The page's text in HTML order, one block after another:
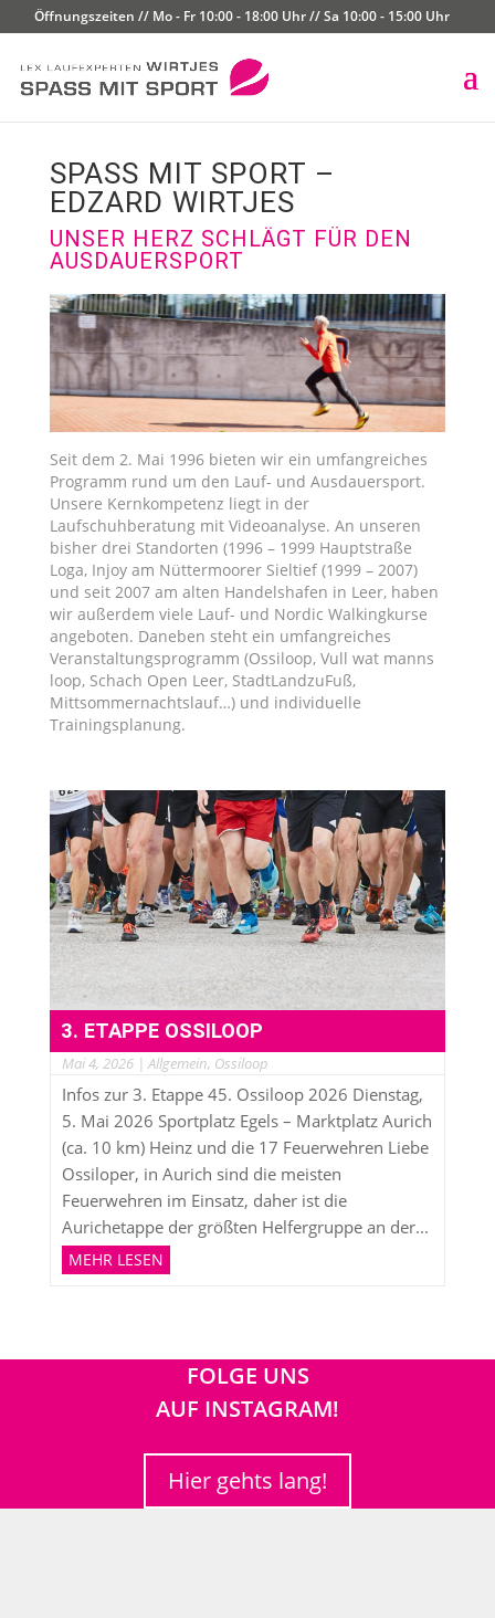
Öffnungszeiten // Mo - Fr 10:00 - 18:00 Uhr // Sa 10:00 - 15:00 Uhr
SPASS MIT SPORT –
EDZARD WIRTJES
UNSER HERZ SCHLÄGT FÜR DEN
AUSDAUERSPORT
Seit dem 2. Mai 1996 bieten wir ein umfangreiches
Programm rund um den Lauf- und Ausdauersport.
Unsere Kernkompetenz liegt in der
Laufschuhberatung mit Videoanalyse. An unseren
bisher drei Standorten (1996 – 1999 Hauptstraße
Loga, Injoy am Nüttermoorer Sieltief (1999 – 2007)
und seit 2007 am alten Handelshafen in Leer, haben
wir außerdem viele Lauf- und Nordic Walkingkurse
angeboten. Daneben steht ein umfangreiches
Veranstaltungsprogramm (Ossiloop, Vull wat manns
loop, Schach Open Leer, StadtLandzuFuß,
Mittsommernachtslauf…) und individuelle
Trainingsplanung.
3. ETAPPE OSSILOOP
Mai 4, 2026|Allgemein, Ossiloop
Infos zur 3. Etappe 45. Ossiloop 2026 Dienstag,
5. Mai 2026 Sportplatz Egels – Marktplatz Aurich
(ca. 10 km) Heinz und die 17 Feuerwehren Liebe
Ossiloper, in Aurich sind die meisten
Feuerwehren im Einsatz, daher ist die
Aurichetappe der größten Helfergruppe an der...
MEHR LESEN
FOLGE UNS
AUF INSTAGRAM!
Hier gehts lang!